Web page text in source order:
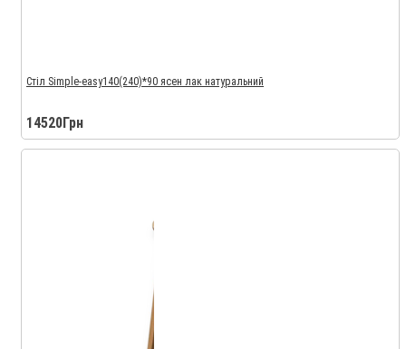
Стіл Simple-easy140(240)*90 ясен лак натуральний
14520Грн